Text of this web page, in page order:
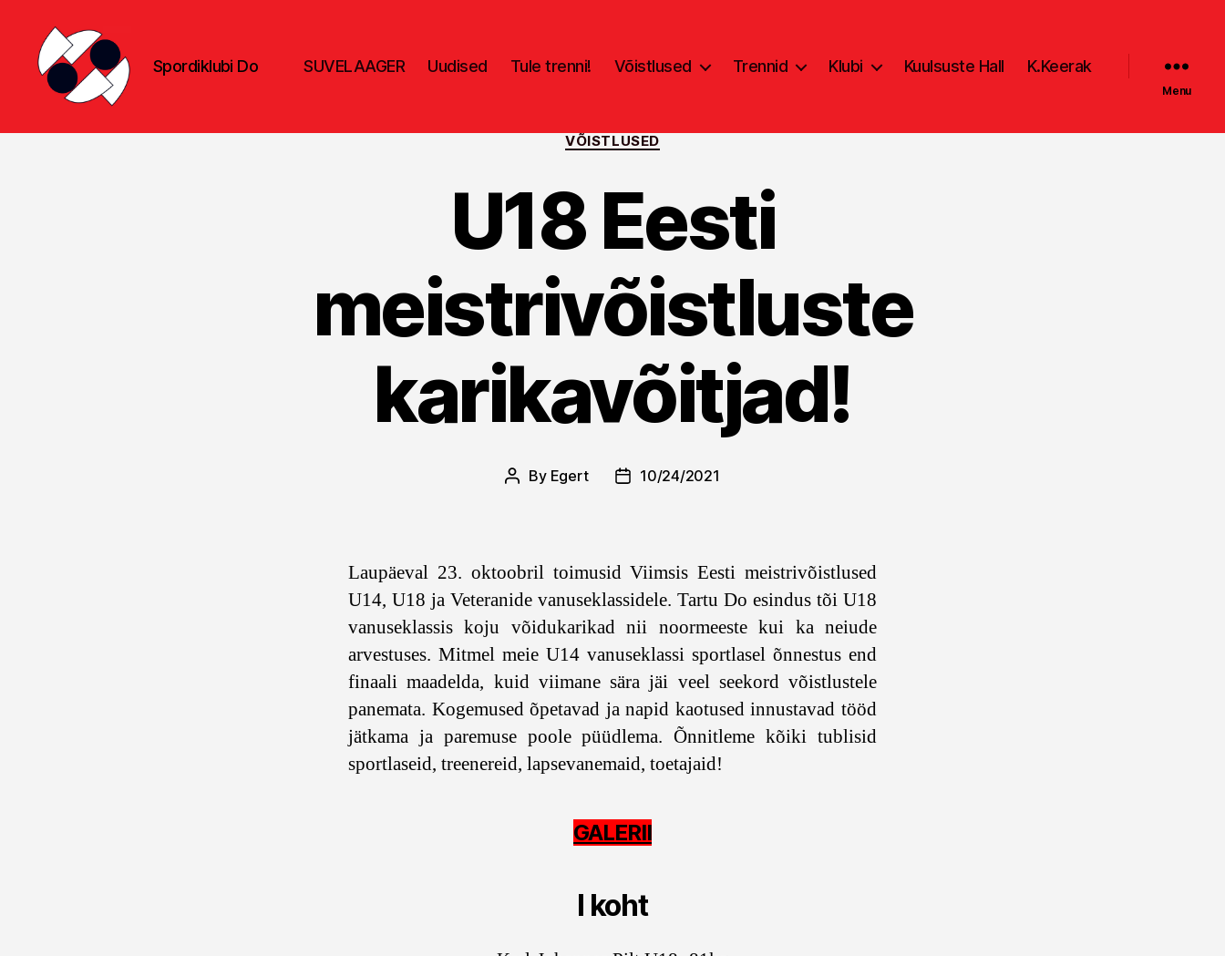
Do
Spordiklubi Do SUVELAAGER Uudised Tule trenni! Võistlused Trennid Klubi Kuulsuste Hall K.Keerak
Menu
Categories
VÕISTLUSED
U18 Eesti
meistrivõistluste
karikavõitjad!
Post
By Egert
Post10/24/2021
Laupäeval 23. oktoobril toimusid Viimsis Eesti meistrivõistlused
U14, U18 ja Veteranide vanuseklassidele. Tartu Do esindus tõi U18
vanuseklassis koju võidukarikad nii noormeeste kui ka neiude
arvestuses. Mitmel meie U14 vanuseklassi sportlasel õnnestus end
finaali maadelda, kuid viimane sära jäi veel seekord võistlustele
panemata. Kogemused õpetavad ja napid kaotused innustavad tööd
jätkama ja paremuse poole püüdlema. Õnnitleme kõiki tublisid
sportlaseid, treenereid, lapsevanemaid, toetajaid!
GALERII
I koht